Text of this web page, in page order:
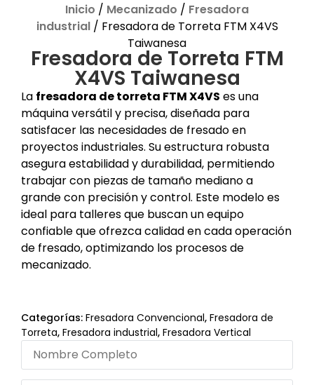
Inicio / Mecanizado / Fresadora
industrial/ Fresadora de Torreta FTM X4VS
Taiwanesa
Fresadora de Torreta FTM
X4VS Taiwanesa
La fresadora de torreta FTM X4VS es una
máquina versátil y precisa, diseñada para
satisfacer las necesidades de fresado en
proyectos industriales. Su estructura robusta
asegura estabilidad y durabilidad, permitiendo
trabajar con piezas de tamaño mediano a
grande con precisión y control. Este modelo es
ideal para talleres que buscan un equipo
confiable que ofrezca calidad en cada operación
de fresado, optimizando los procesos de
mecanizado.
Categorías: Fresadora Convencional, Fresadora de
Torreta, Fresadora industrial, Fresadora Vertical